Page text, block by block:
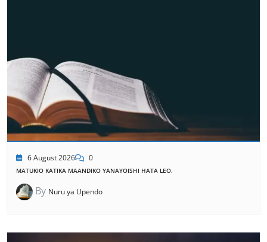
6 August 2026 0
MATUKIO KATIKA MAANDIKO YANAYOISHI HATA LEO.
By Nuru ya Upendo